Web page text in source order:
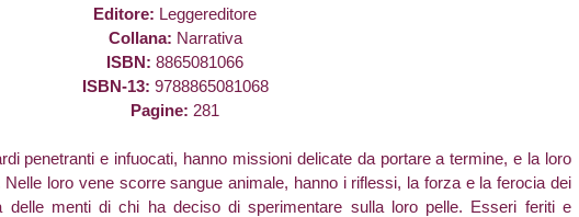
Editore: Leggereditore
Collana: Narrativa
ISBN: 8865081066
ISBN-13: 9788865081068
Pagine: 281
penetranti e infuocati, hanno missioni delicate da portare a termine, e la loro
loro vene scorre sangue animale, hanno i riflessi, la forza e la ferocia dei
delle menti di chi ha deciso di sperimentare sulla loro pelle. Esseri feriti e